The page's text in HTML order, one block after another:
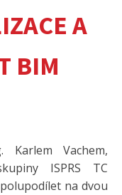
A
BIM
Vachem,
ISPRS TC
na dvou